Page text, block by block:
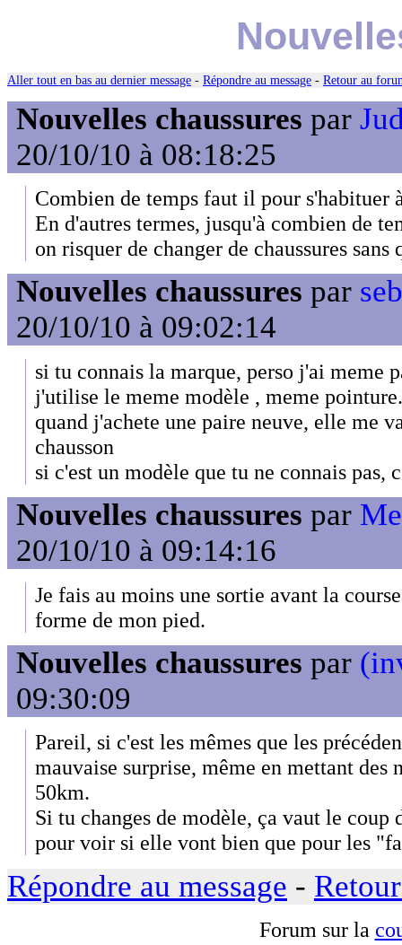
Aller tout en bas au dernier message - Répondre au message - Retour au
Nouvelles chaussures par
20/10/10 à 08:18:25
Combien de temps faut il pour s'habituer
En d'autres termes, jusqu'à combien de
on risquer de changer de chaussures
Nouvelles chaussures par
20/10/10 à 09:02:14
si tu connais la marque, perso j'ai meme
j'utilise le meme modèle , meme
quand j'achete une paire neuve, elle me
chausson
si c'est un modèle que tu ne connais
Nouvelles chaussures par
20/10/10 à 09:14:16
Je fais au moins une sortie avant la
forme de mon pied.
Nouvelles chaussures par
09:30:09
Pareil, si c'est les mêmes que les
mauvaise surprise, même en mettant des
50km.
Si tu changes de modèle, ça vaut le coup
pour voir si elle vont bien que pour les
Répondre au message -
Forum sur la